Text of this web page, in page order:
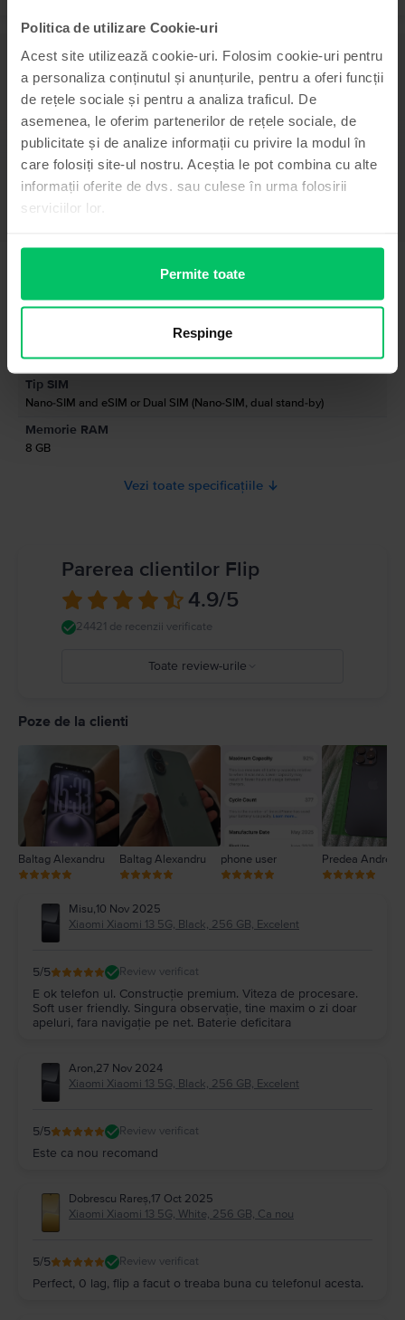
Politica de utilizare Cookie-uri
Acest site utilizează cookie-uri. Folosim cookie-uri pentru
a personaliza conținutul și anunțurile, pentru a oferi funcții
de rețele sociale și pentru a analiza traficul. De
asemenea, le oferim partenerilor de rețele sociale, de
publicitate și de analize informații cu privire la modul în
care folosiți site-ul nostru. Aceștia le pot combina cu alte
informații oferite de dvs. sau culese în urma folosirii
serviciilor lor.
Permite toate
Respinge
Descriere
Telefon mobil Xiaomi Xiaomi 13 5G, Black, 256 GB, Excelent
-
Vezi mai mult
Informatii conformitate produs
Informatii producator
Informatii siguranta produs
Informatii privind avertismentele de siguranta cu privire la produs.
Momentan, informatiile despre siguranta produsului nu sunt disponibile.
Specificații
Brand
Xiaomi 13 5G
Black
Tip SIM
Nano-SIM and eSIM or Dual SIM (Nano-SIM, dual stand-by)
Memorie RAM
8 GB
Vezi toate specificațiile
Parerea clientilor Flip
4.9/5
24421 de recenzii verificate
Toate review-urile
Poze de la clienti
Baltag Alexandru Baltag Alexandru phone user Predea Andreea
Misu,10 Nov 2025
Xiaomi Xiaomi 13 5G, Black, 256 GB, Excelent
5/5 Review verificat
E ok telefon ul. Construcție premium. Viteza de procesare.
Soft user friendly. Singura observație, tine maxim o zi doar
apeluri, fara navigație pe net. Baterie deficitara
Aron,27 Nov 2024
Xiaomi Xiaomi 13 5G, Black, 256 GB, Excelent
5/5 Review verificat
Este ca nou recomand
Dobrescu Rareș,17 Oct 2025
Xiaomi Xiaomi 13 5G, White, 256 GB, Ca nou
5/5 Review verificat
Perfect, 0 lag, flip a facut o treaba buna cu telefonul acesta.